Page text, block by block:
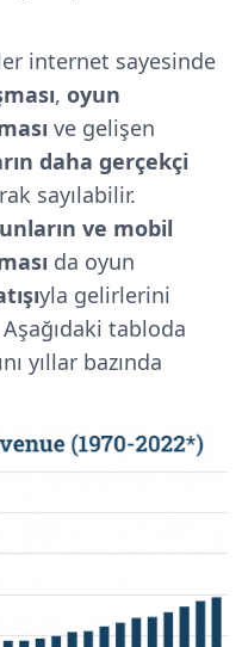
internet sayesinde
, oyun
ve gelişen
daha gerçekçi
sayılabilir.
ve mobil
da oyun
yla gelirlerini
tabloda
yıllar bazında